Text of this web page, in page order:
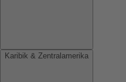
Karibik & Zentralamerika